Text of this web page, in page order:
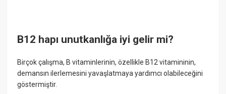
B12 hapı unutkanlığa iyi gelir mi?
Birçok çalışma, B vitaminlerinin, özellikle B12 vitamininin,
demansın ilerlemesini yavaşlatmaya yardımcı olabileceğini
göstermiştir.